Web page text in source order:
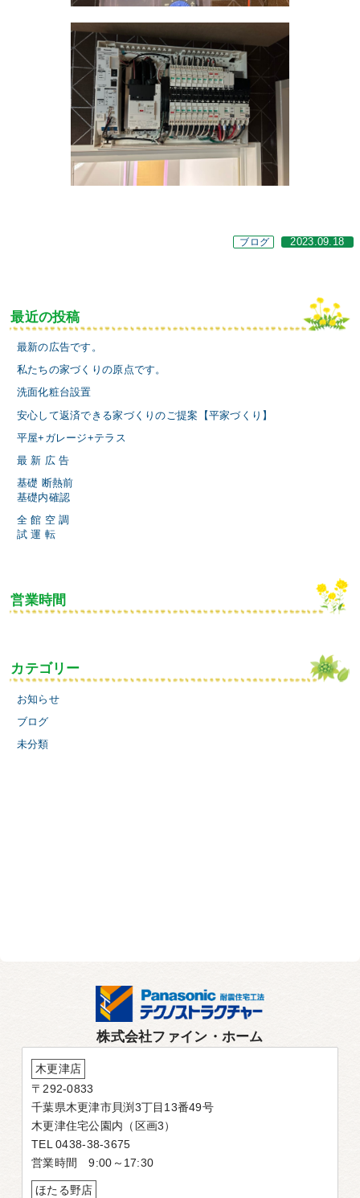
ブログ 2023.09.18
最近の投稿
最新の広告です。
私たちの家づくりの原点です。
洗面化粧台設置
安心して返済できる家づくりのご提案【平家づくり】
平屋+ガレージ+テラス
最 新 広 告
基礎 断熱前
基礎内確認
全 館 空 調
試 運 転
営業時間
カテゴリー
お知らせ
ブログ
未分類
株式会社ファイン・ホーム
木更津店
〒292-0833
千葉県木更津市貝渕3丁目13番49号
木更津住宅公園内（区画3）
TEL 0438-38-3675
営業時間 9:00～17:30
ほたる野店